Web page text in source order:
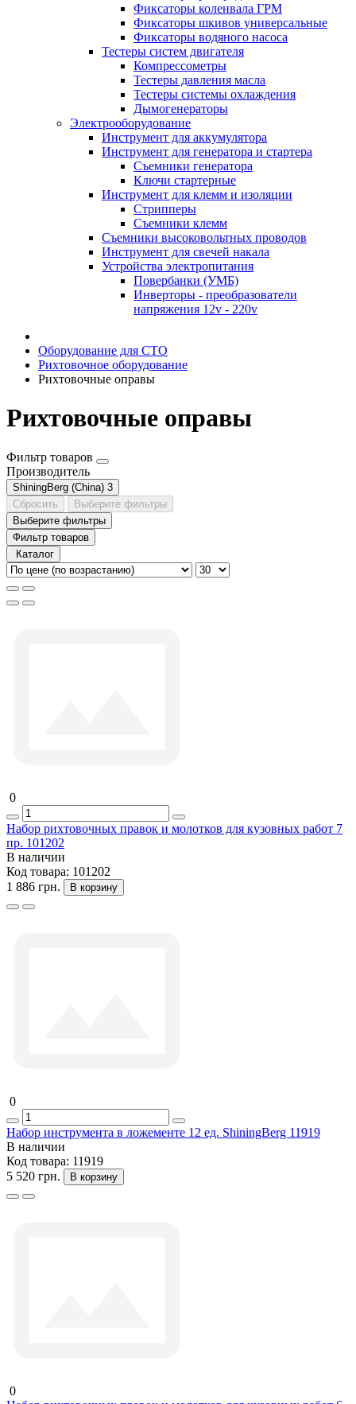
Фиксаторы коленвала ГРМ
Фиксаторы шкивов универсальные
Фиксаторы водяного насоса
Тестеры систем двигателя
Компрессометры
Тестеры давления масла
Тестеры системы охлаждения
Дымогенераторы
Электрооборудование
Инструмент для аккумулятора
Инструмент для генератора и стартера
Съемники генератора
Ключи стартерные
Инструмент для клемм и изоляции
Стрипперы
Съемники клемм
Съемники высоковольтных проводов
Инструмент для свечей накала
Устройства электропитания
Повербанки (УМБ)
Инверторы - преобразователи
напряжения 12v - 220v
Оборудование для СТО
Рихтовочное оборудование
Рихтовочные оправы
Рихтовочные оправы
Фильтр товаров
Производитель
ShiningBerg (China) 3
Сбросить
Выберите фильтры
Выберите фильтры
Фильтр товаров
Каталог
0
Набор рихтовочных правок и молотков для кузовных работ 7
пр. 101202
В наличии
Код товара: 101202
1 886 грн.
В корзину
0
Набор инструмента в ложементе 12 ед. ShiningBerg 11919
В наличии
Код товара: 11919
5 520 грн.
В корзину
0